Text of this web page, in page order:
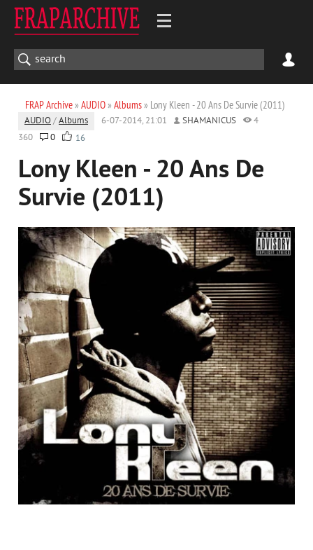
FRAP Archive» AUDIO» Albums» Lony Kleen - 20 Ans De Survie (2011)
AUDIO /Albums 6-07-2014, 21:01 SHAMANICUS
4
360
0 16
Lony Kleen - 20 Ans De
Survie (2011)